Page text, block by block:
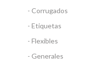
- Corrugados
- Etiquetas
- Flexibles
- Generales